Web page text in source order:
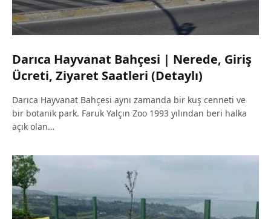
Darıca Hayvanat Bahçesi | Nerede, Giriş
Ücreti, Ziyaret Saatleri (Detaylı)
Darıca Hayvanat Bahçesi aynı zamanda bir kuş cenneti ve
bir botanik park. Faruk Yalçın Zoo 1993 yılından beri halka
açık olan…